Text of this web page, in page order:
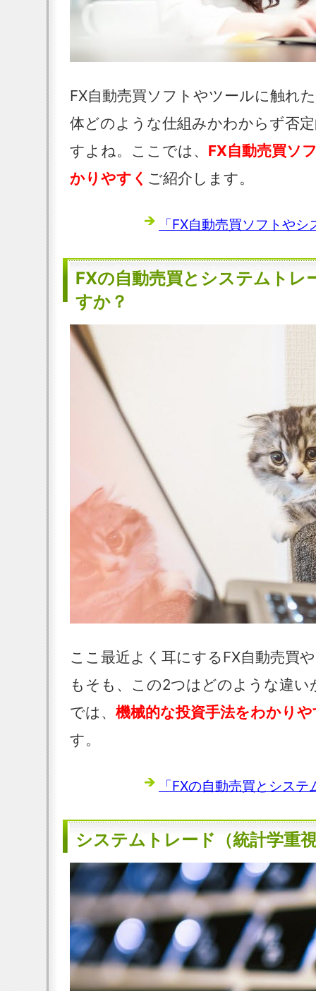
FX自動売買ソフトやツールに触れ
体どのような仕組みかわからず否
すよね。ここでは、 FX自動売買ソ
かりやすく ご紹介します。
「FX自動売買ソフトや
FXの自動売買とシステムトレ
すか？
ここ最近よく耳にするFX自動売買
もそも、この2つはどのような違
では、 機械的な投資手法をわかり
す。
「FXの自動売買とシス
システムトレード（統計学重